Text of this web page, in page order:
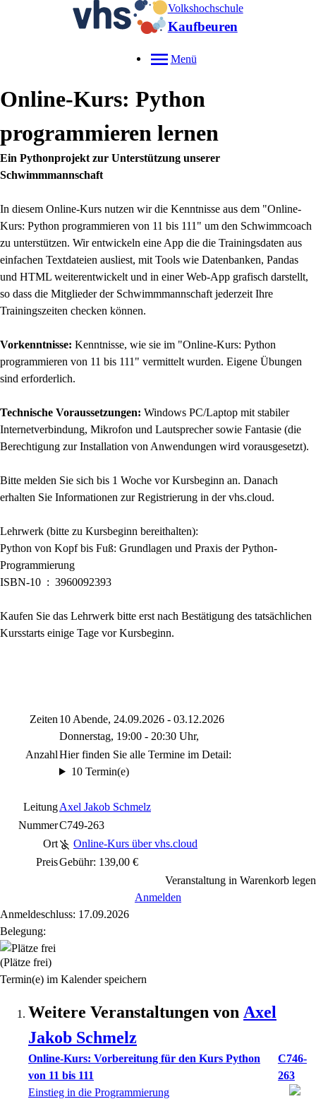
Volkshochschule
Kaufbeuren
Menü
Online-Kurs: Python
programmieren lernen
Ein Pythonprojekt zur Unterstützung unserer
Schwimmmannschaft
In diesem Online-Kurs nutzen wir die Kenntnisse aus dem "Online-
Kurs: Python programmieren von 11 bis 111" um den Schwimmcoach
zu unterstützen. Wir entwickeln eine App die die Trainingsdaten aus
einfachen Textdateien ausliest, mit Tools wie Datenbanken, Pandas
und HTML weiterentwickelt und in einer Web-App grafisch darstellt,
so dass die Mitglieder der Schwimmmannschaft jederzeit Ihre
Trainingszeiten checken können.
Vorkenntnisse: Kenntnisse, wie sie im "Online-Kurs: Python
programmieren von 11 bis 111" vermittelt wurden. Eigene Übungen
sind erforderlich.
Technische Voraussetzungen: Windows PC/Laptop mit stabiler
Internetverbindung, Mikrofon und Lautsprecher sowie Fantasie (die
Berechtigung zur Installation von Anwendungen wird vorausgesetzt).
Bitte melden Sie sich bis 1 Woche vor Kursbeginn an. Danach
erhalten Sie Informationen zur Registrierung in der vhs.cloud.
Lehrwerk (bitte zu Kursbeginn bereithalten):
Python von Kopf bis Fuß: Grundlagen und Praxis der Python-
Programmierung
ISBN-10 ‏ : ‎ 3960092393
Kaufen Sie das Lehrwerk bitte erst nach Bestätigung des tatsächlichen
Kursstarts einige Tage vor Kursbeginn.
Zeiten 10 Abende, 24.09.2026 - 03.12.2026
Donnerstag, 19:00 - 20:30 Uhr,
AnzahlHier finden Sie alle Termine im Detail:
10 Termin(e)
LeitungAxel Jakob Schmelz
NummerC749-263
Ort
Online-Kurs über vhs.cloud
PreisGebühr: 139,00 €
Veranstaltung in Warenkorb legen
Anmelden
Anmeldeschluss: 17.09.2026
Belegung:
(Plätze frei)
Termin(e) im Kalender speichern
Weitere Veranstaltungen von Axel
Jakob Schmelz
Online-Kurs: Vorbereitung für den Kurs Python
von 11 bis 111
C746-
263
Einstieg in die Programmierung